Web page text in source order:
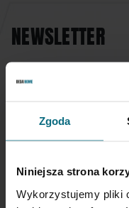
Zgoda
Niniejsza strona
Wykorzystujemy pliki
NEWSLETTER
dotyczące oferty
Subskrybuj
newsletter: